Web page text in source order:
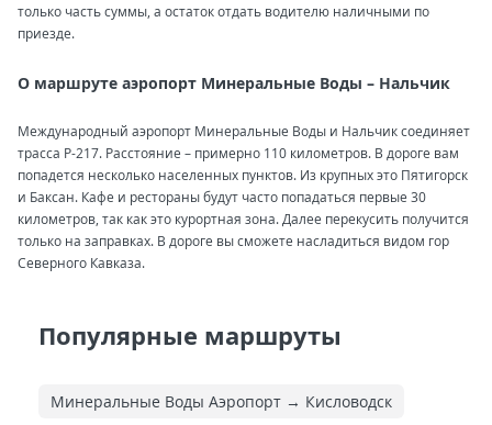
только часть суммы, а остаток отдать водителю наличными по
приезде.
О маршруте аэропорт Минеральные Воды – Нальчик
Международный аэропорт Минеральные Воды и Нальчик соединяет
трасса Р-217. Расстояние – примерно 110 километров. В дороге вам
попадется несколько населенных пунктов. Из крупных это Пятигорск
и Баксан. Кафе и рестораны будут часто попадаться первые 30
километров, так как это курортная зона. Далее перекусить получится
только на заправках. В дороге вы сможете насладиться видом гор
Северного Кавказа.
Популярные маршруты
Минеральные Воды Аэропорт → Кисловодск